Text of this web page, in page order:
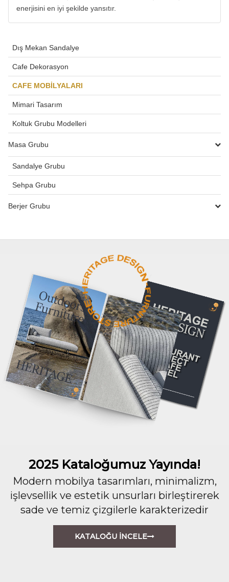
enerjisini en iyi şekilde yansıtır.
Dış Mekan Sandalye
Cafe Dekorasyon
CAFE MOBİLYALARI
Mimari Tasarım
Koltuk Grubu Modelleri
Masa Grubu
Sandalye Grubu
Sehpa Grubu
Berjer Grubu
2025 Kataloğumuz Yayında!
Modern mobilya tasarımları, minimalizm,
işlevsellik ve estetik unsurları birleştirerek
sade ve temiz çizgilerle karakterizedir
KATALOĞU İNCELE